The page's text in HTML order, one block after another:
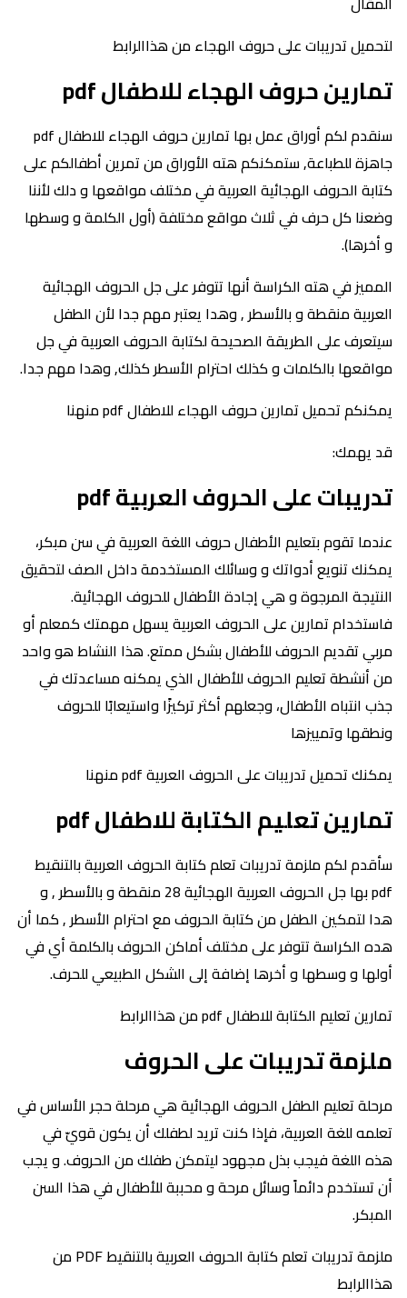
لتحميل تدريبات على حروف الهجاء من هذاالرابط
تمارين حروف الهجاء للاطفال pdf
سنقدم لكم أوراق عمل بها تمارين حروف الهجاء للاطفال pdf
جاهزة للطباعة, ستمكنكم هته الأوراق من تمرين أطفالكم على
كتابة الحروف الهجائية العربية في مختلف مواقعها و دلك لأننا
وضعنا كل حرف في ثلاث مواقع مختلفة (أول الكلمة و وسطها
و أخرها).
المميز في هته الكراسة أنها تتوفر على جل الحروف الهجائية
العربية منقطة و بالأسطر , وهدا يعتبر مهم جدا لأن الطفل
سيتعرف على الطريقة الصحيحة لكتابة الحروف العربية في جل
مواقعها بالكلمات و كذلك احترام الأسطر كذلك, وهدا مهم جدا.
يمكنكم تحميل تمارين حروف الهجاء للاطفال pdf منهنا
قد يهمك:
تدريبات على الحروف العربية pdf
عندما تقوم بتعليم الأطفال حروف اللغة العربية في سن مبكر،
يمكنك تنويع أدواتك و وسائلك المستخدمة داخل الصف لتحقيق
النتيجة المرجوة و هي إجادة الأطفال للحروف الهجائية.
فاستخدام تمارين على الحروف العربية يسهل مهمتك كمعلم أو
مربي تقديم الحروف للأطفال بشكل ممتع. هذا النشاط هو واحد
من أنشطة تعليم الحروف للأطفال الذي يمكنه مساعدتك في
جذب انتباه الأطفال، وجعلهم أكثر تركيزًا واستيعابًا للحروف
ونطقها وتمييزها
يمكنك تحميل تدريبات على الحروف العربية pdf منهنا
تمارين تعليم الكتابة للاطفال pdf
سأقدم لكم ملزمة تدريبات تعلم كتابة الحروف العربية بالتنقيط
pdf بها جل الحروف العربية الهجائية 28 منقطة و بالأسطر , و
هدا لتمكين الطفل من كتابة الحروف مع احترام الأسطر , كما أن
هده الكراسة تتوفر على مختلف أماكن الحروف بالكلمة أي في
أولها و وسطها و أخرها إضافة إلى الشكل الطبيعي للحرف.
تمارين تعليم الكتابة للاطفال pdf من هذاالرابط
ملزمة تدريبات على الحروف
مرحلة تعليم الطفل الحروف الهجائية هي مرحلة حجر الأساس في
تعلمه للغة العربية، فإذا كنت تريد لطفلك أن يكون قويّ في
هذه اللغة فيجب بذل مجهود ليتمكن طفلك من الحروف. و يجب
أن تستخدم دائماً وسائل مرحة و محببة للأطفال في هذا السن
المبكر.
ملزمة تدريبات تعلم كتابة الحروف العربية بالتنقيط PDF من
هذاالرابط